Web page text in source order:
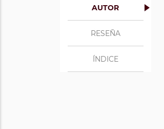
AUTOR
RESEÑA
ÍNDICE